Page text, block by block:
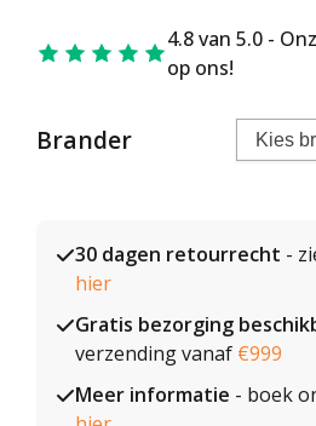
4.8 van 5.0 -
op ons!
Brander
30 dagen retourrecht -
hier
Gratis bezorging
verzending vanaf €999
Meer informatie - boek